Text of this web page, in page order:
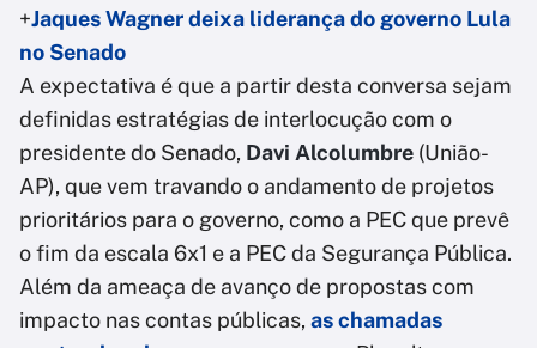
+Jaques Wagner deixa liderança do governo Lula
no Senado
A expectativa é que a partir desta conversa sejam
definidas estratégias de interlocução com o
presidente do Senado, Davi Alcolumbre (União-
AP), que vem travando o andamento de projetos
prioritários para o governo, como a PEC que prevê
o fim da escala 6x1 e a PEC da Segurança Pública.
Além da ameaça de avanço de propostas com
impacto nas contas públicas, as chamadas